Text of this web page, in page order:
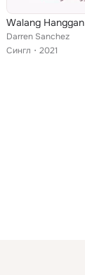
Walang Hanggan
Darren Sanchez
Сингл
2021